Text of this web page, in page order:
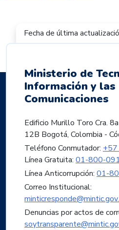
Fecha de última
Ministerio de
Información y las
Comunicaciones
Edificio Murillo Toro Cra.
12B Bogotá, Colombia -
Teléfono Conmutador:
Línea Gratuita: 01-800-
Línea Anticorrupción: 01-
Correo Institucional:
Denuncias por actos de